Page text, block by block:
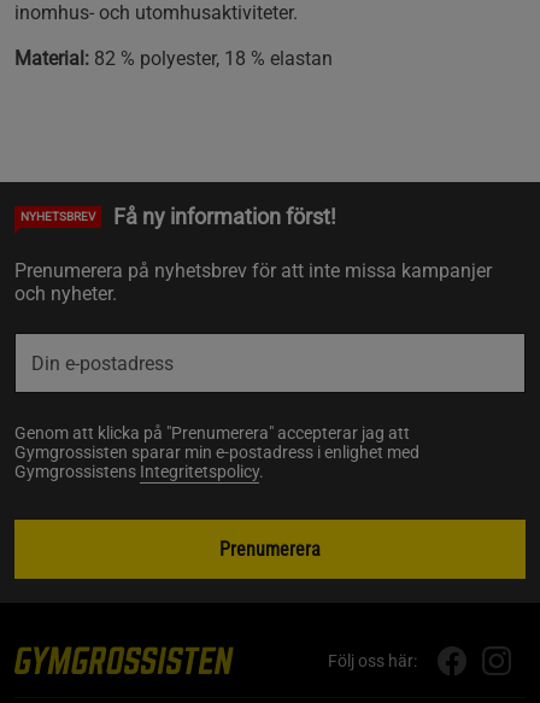
inomhus- och utomhusaktiviteter.
Material: 82 % polyester, 18 % elastan
NYHETSBREV Få ny information först!
Prenumerera på nyhetsbrev för att inte missa kampanjer
och nyheter.
Genom att klicka på "Prenumerera" accepterar jag att
Gymgrossisten sparar min e-postadress i enlighet med
Gymgrossistens Integritetspolicy.
Prenumerera
Följ oss här: